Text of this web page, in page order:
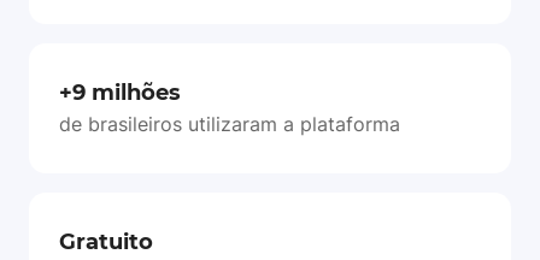
+9 milhões
de brasileiros utilizaram a plataforma
Gratuito